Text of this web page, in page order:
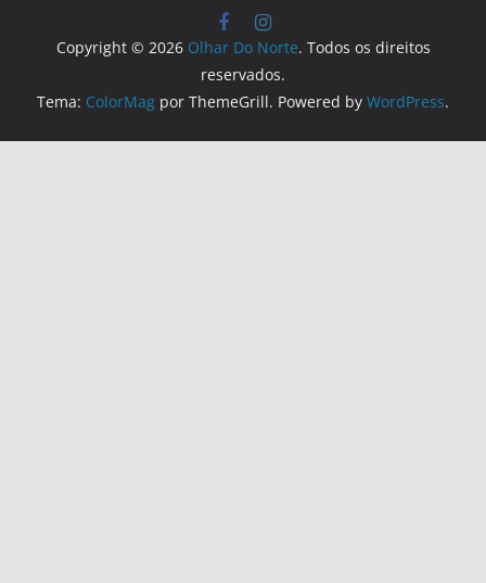
Copyright © 2026 Olhar Do Norte. Todos os direitos
reservados.
Tema: ColorMag por ThemeGrill. Powered by WordPress.